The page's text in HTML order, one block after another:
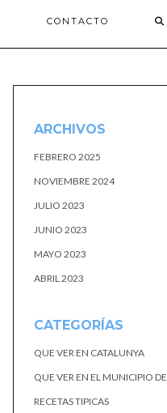
CONTACTO
ARCHIVOS
FEBRERO 2025
NOVIEMBRE 2024
JULIO 2023
JUNIO 2023
MAYO 2023
ABRIL 2023
CATEGORÍAS
QUE VER EN CATALUNYA
QUE VER EN EL MUNICIPIO DE
RECETAS TIPICAS